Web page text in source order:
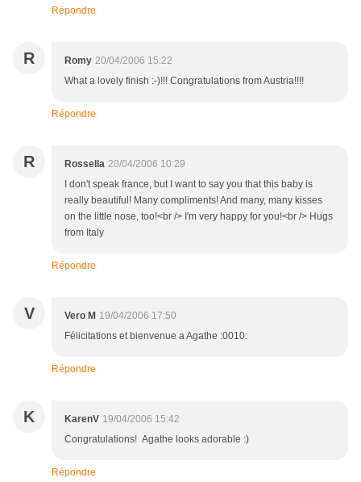
Répondre
R Romy 20/04/2006 15:22
What a lovely finish :-)!!! Congratulations from Austria!!!!
Répondre
R Rossella 20/04/2006 10:29
I don't speak france, but I want to say you that this baby is
really beautiful! Many compliments! And many, many kisses
on the little nose, too!<br /> I'm very happy for you!<br /> Hugs
from Italy
Répondre
V Vero M 19/04/2006 17:50
Félicitations et bienvenue a Agathe :0010:
Répondre
K KarenV 19/04/2006 15:42
Congratulations! Agathe looks adorable :)
Répondre